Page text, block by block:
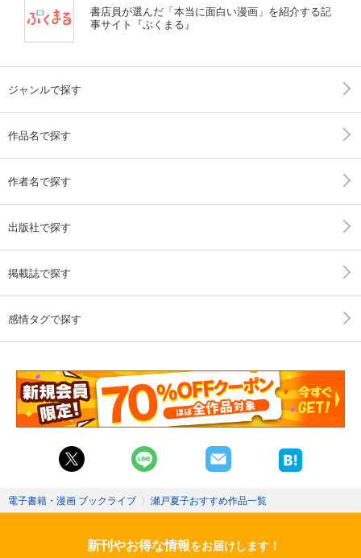
書店員が選んだ「本当に面白い漫画」を紹介する記
事サイト『ぶくまる』
ジャンルで探す
作品名で探す
作者名で探す
出版社で探す
掲載誌で探す
感情タグで探す
電子書籍・漫画 ブックライブ 〉 瀬戸夏子おすすめ作品一覧
新刊やお得な情報をお届けします！